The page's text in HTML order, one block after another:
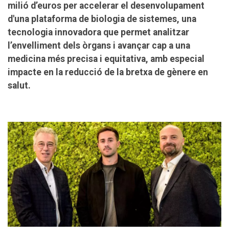
milió d’euros per accelerar el desenvolupament
d'una plataforma de biologia de sistemes, una
tecnologia innovadora que permet analitzar
l’envelliment dels òrgans i avançar cap a una
medicina més precisa i equitativa, amb especial
impacte en la reducció de la bretxa de gènere en
salut.